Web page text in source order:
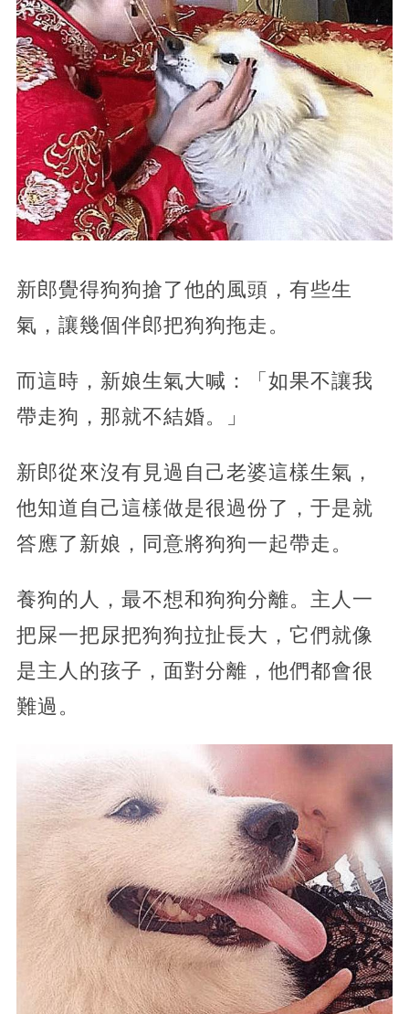
新郎覺得狗狗搶了他的風頭，有些生
氣，讓幾個伴郎把狗狗拖走。
而這時，新娘生氣大喊：「如果不讓我
帶走狗，那就不結婚。」
新郎從來沒有見過自己老婆這樣生氣，
他知道自己這樣做是很過份了，于是就
答應了新娘，同意將狗狗一起帶走。
養狗的人，最不想和狗狗分離。主人一
把屎一把尿把狗狗拉扯長大，它們就像
是主人的孩子，面對分離，他們都會很
難過。